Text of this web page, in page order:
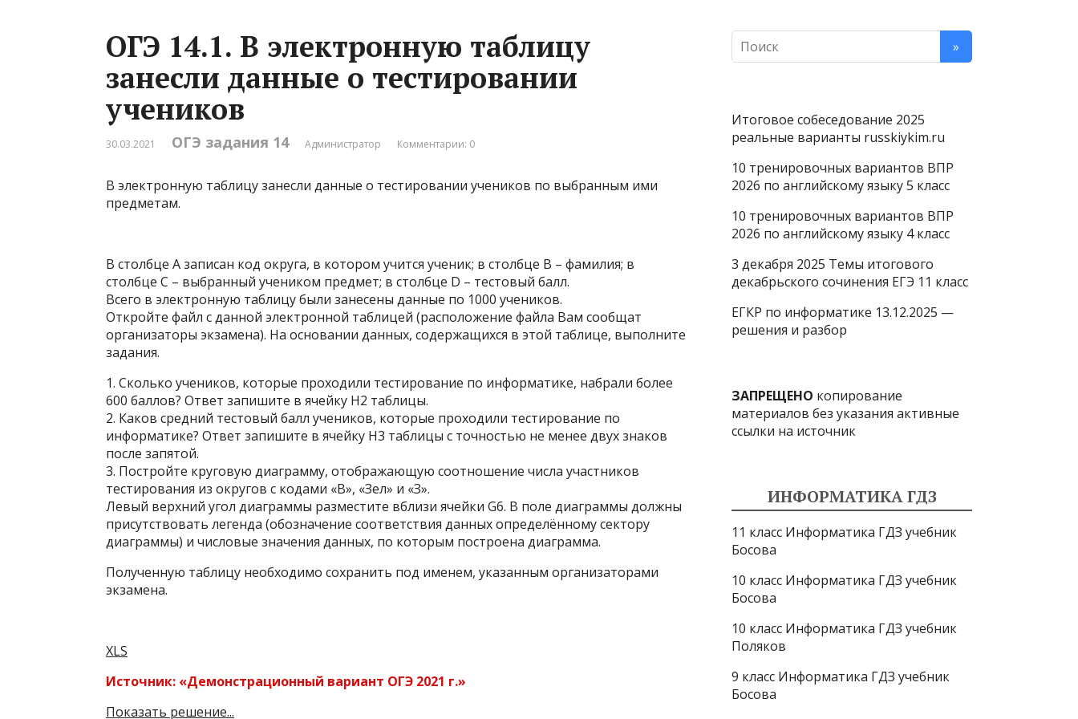
ОГЭ 14.1. В электронную таблицу
занесли данные о тестировании
учеников
30.03.2021 ОГЭ задания 14 Администратор Комментарии: 0
В электронную таблицу занесли данные о тестировании учеников по выбранным ими
предметам.
В столбце A записан код округа, в котором учится ученик; в столбце B – фамилия; в
столбце C – выбранный учеником предмет; в столбце D – тестовый балл.
Всего в электронную таблицу были занесены данные по 1000 учеников.
Откройте файл с данной электронной таблицей (расположение файла Вам сообщат
организаторы экзамена). На основании данных, содержащихся в этой таблице, выполните
задания.
1. Сколько учеников, которые проходили тестирование по информатике, набрали более
600 баллов? Ответ запишите в ячейку H2 таблицы.
2. Каков средний тестовый балл учеников, которые проходили тестирование по
информатике? Ответ запишите в ячейку H3 таблицы с точностью не менее двух знаков
после запятой.
3. Постройте круговую диаграмму, отображающую соотношение числа участников
тестирования из округов с кодами «В», «Зел» и «З».
Левый верхний угол диаграммы разместите вблизи ячейки G6. В поле диаграммы должны
присутствовать легенда (обозначение соответствия данных определённому сектору
диаграммы) и числовые значения данных, по которым построена диаграмма.
Полученную таблицу необходимо сохранить под именем, указанным организаторами
экзамена.
XLS
Источник: «Демонстрационный вариант ОГЭ 2021 г.»
Показать решение...
Итоговое собеседование 2025
реальные варианты russkiykim.ru
10 тренировочных вариантов ВПР
2026 по английскому языку 5 класс
10 тренировочных вариантов ВПР
2026 по английскому языку 4 класс
3 декабря 2025 Темы итогового
декабрьского сочинения ЕГЭ 11 класс
ЕГКР по информатике 13.12.2025 —
решения и разбор
ЗАПРЕЩЕНО копирование
материалов без указания активные
ссылки на источник
ИНФОРМАТИКА ГДЗ
11 класс Информатика ГДЗ учебник
Босова
10 класс Информатика ГДЗ учебник
Босова
10 класс Информатика ГДЗ учебник
Поляков
9 класс Информатика ГДЗ учебник
Босова